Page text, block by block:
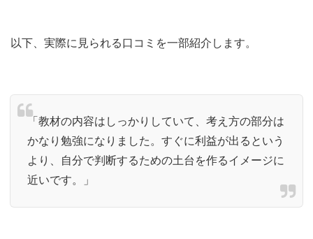
以下、実際に見られる口コミを一部紹介します。
「教材の内容はしっかりしていて、考え方の部分は
かなり勉強になりました。すぐに利益が出るという
より、自分で判断するための土台を作るイメージに
近いです。」